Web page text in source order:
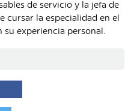
de servicio y la jefa de
cursar la especialidad en el
su experiencia personal.